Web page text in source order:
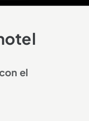
el